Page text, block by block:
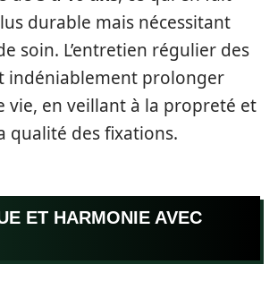
durable mais nécessitant
soin. L’entretien régulier des
indéniablement prolonger
vie, en veillant à la propreté et
qualité des fixations.
ET HARMONIE AVEC